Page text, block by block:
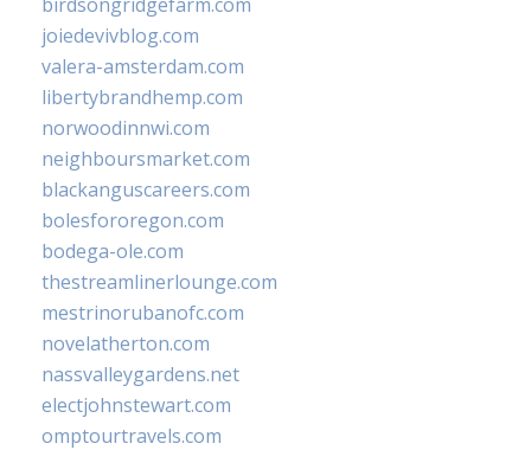
joiedevivblog.com
valera-amsterdam.com
libertybrandhemp.com
norwoodinnwi.com
neighboursmarket.com
blackanguscareers.com
bolesfororegon.com
bodega-ole.com
thestreamlinerlounge.com
mestrinorubanofc.com
novelatherton.com
nassvalleygardens.net
electjohnstewart.com
omptourtravels.com